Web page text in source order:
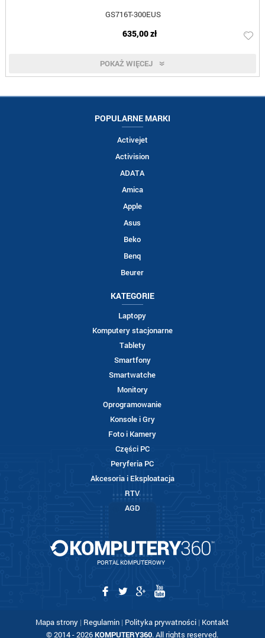
GS716T-300EUS
635,00 zł
POKAŻ WIĘCEJ
POPULARNE MARKI
Activejet
Activision
ADATA
Amica
Apple
Asus
Beko
Benq
Beurer
KATEGORIE
Laptopy
Komputery stacjonarne
Tablety
Smartfony
Smartwatche
Monitory
Oprogramowanie
Konsole i Gry
Foto i Kamery
Części PC
Peryferia PC
Akcesoria i Eksploatacja
RTV
AGD
PORTAL KOMPUTEROWY
Mapa strony | Regulamin | Polityka prywatności | Kontakt
© 2014 - 2026KOMPUTERY360. All rights reserved.